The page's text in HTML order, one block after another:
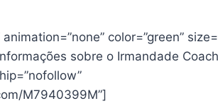
color=”green”
sobre o Irmandade
M7940399M”]